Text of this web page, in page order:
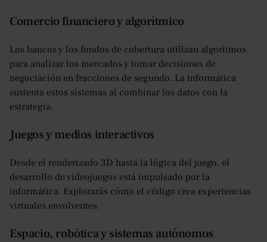
Comercio financiero y algorítmico
Los bancos y los fondos de cobertura utilizan algoritmos
para analizar los mercados y tomar decisiones de
negociación en fracciones de segundo. La informática
sustenta estos sistemas al combinar los datos con la
estrategia.
Juegos y medios interactivos
Desde el renderizado 3D hasta la lógica del juego, el
desarrollo de videojuegos está impulsado por la
informática. Explorarás cómo el código crea experiencias
virtuales envolventes.
Espacio, robótica y sistemas autónomos